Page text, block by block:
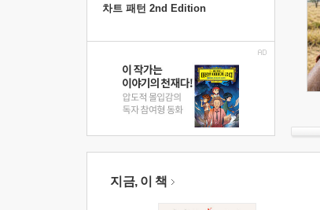
차트 패턴 2nd Edition
지금, 이 책